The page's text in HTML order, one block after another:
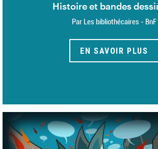
Histoire et bandes
Par Les bibliothécaires - BnF
EN SAVOIR PLUS